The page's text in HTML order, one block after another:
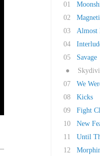
01
02
03
Almost
04
05
Savage
●
07
We
08
Kicks
09
Fight
10
New
11
Until
12